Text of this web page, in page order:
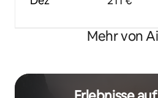
Mehr von